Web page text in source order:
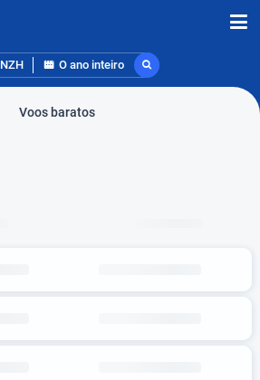
NZH O ano inteiro
Voos baratos